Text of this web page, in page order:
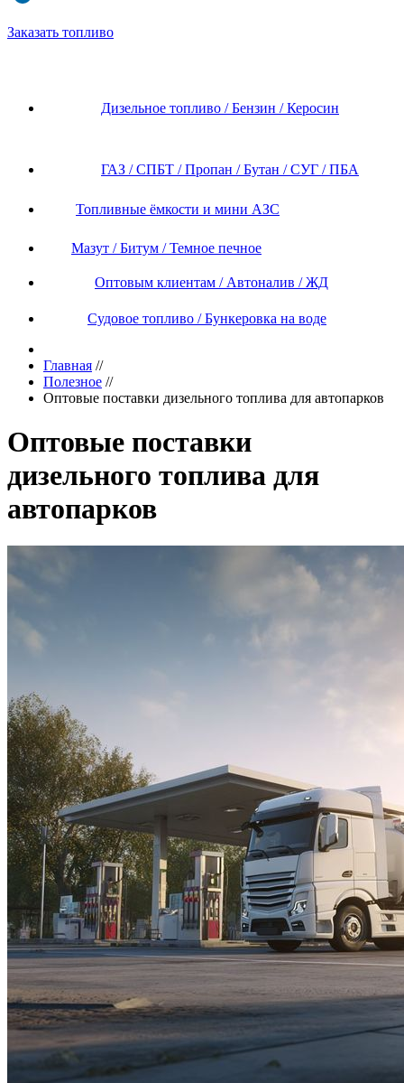
Заказать топливо
Дизельное топливо / Бензин / Керосин
ГАЗ / СПБТ / Пропан / Бутан / СУГ / ПБА
Топливные ёмкости и мини АЗС
Мазут / Битум / Темное печное
Оптовым клиентам / Автоналив / ЖД
Судовое топливо / Бункеровка на воде
Главная //
Полезное //
Оптовые поставки дизельного топлива для автопарков
Оптовые поставки
дизельного топлива для
автопарков